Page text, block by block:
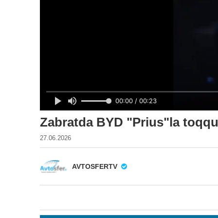
Zabratda BYD "Prius"la
27.06.2026
AVTOSFERTV